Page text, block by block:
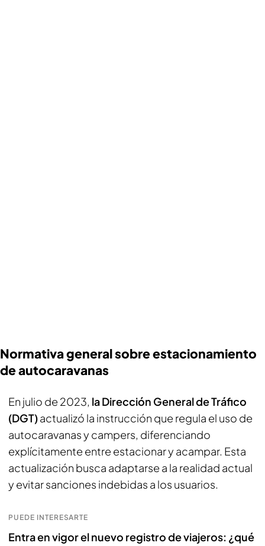
Normativa general sobre estacionamiento
de autocaravanas
En julio de 2023, la Dirección General de Tráfico
(DGT)actualizó la instrucción que regula el uso de
autocaravanas y campers, diferenciando
explícitamente entre estacionar y acampar. Esta
actualización busca adaptarse a la realidad actual
y evitar sanciones indebidas a los usuarios.
PUEDE INTERESARTE
Entra en vigor el nuevo registro de viajeros: ¿qué